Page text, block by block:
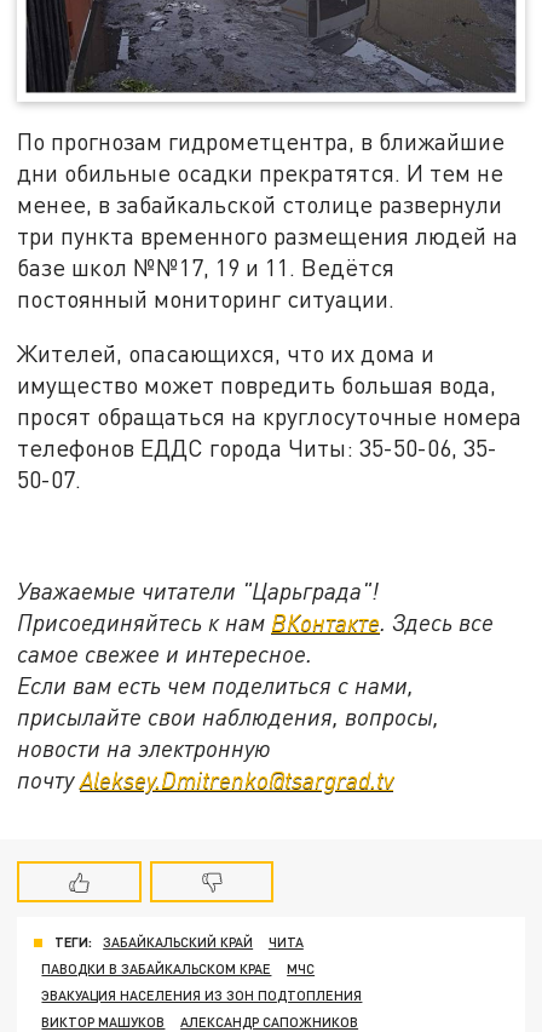
По прогнозам гидрометцентра, в ближайшие
дни обильные осадки прекратятся. И тем не
менее, в забайкальской столице развернули
три пункта временного размещения людей на
базе школ №№17, 19 и 11. Ведётся
постоянный мониторинг ситуации.
Жителей, опасающихся, что их дома и
имущество может повредить большая вода,
просят обращаться на круглосуточные номера
телефонов ЕДДС города Читы: 35-50-06, 35-
50-07.
Уважаемые читатели "Царьграда"!
Присоединяйтесь к нам ВКонтакте. Здесь все
самое свежее и интересное.
Если вам есть чем поделиться с нами,
присылайте свои наблюдения, вопросы,
новости на электронную
почтуAleksey.Dmitrenko@tsargrad.tv
ТЕГИ: ЗАБАЙКАЛЬСКИЙ КРАЙ
ЧИТА
ПАВОДКИ В ЗАБАЙКАЛЬСКОМ КРАЕ
МЧС
ЭВАКУАЦИЯ НАСЕЛЕНИЯ ИЗ ЗОН ПОДТОПЛЕНИЯ
ВИКТОР МАШУКОВ
АЛЕКСАНДР САПОЖНИКОВ